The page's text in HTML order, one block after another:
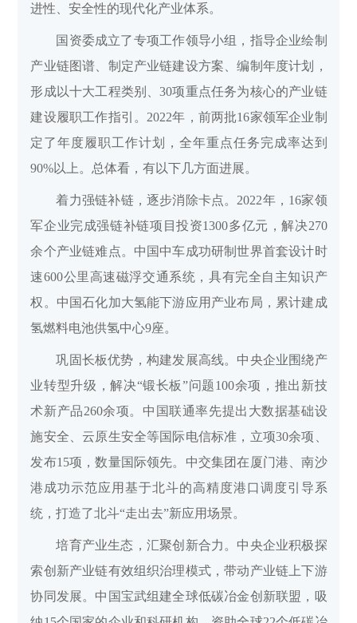
进性、安全性的现代化产业体系。
国资委成立了专项工作领导小组，指导企业绘制
产业链图谱、制定产业链建设方案、编制年度计划，
形成以十大工程类别、30项重点任务为核心的产业链
建设履职工作指引。2022年，前两批16家领军企业制
定了年度履职工作计划，全年重点任务完成率达到
90%以上。总体看，有以下几方面进展。
着力强链补链，逐步消除卡点。2022年，16家领
军企业完成强链补链项目投资1300多亿元，解决270
余个产业链难点。中国中车成功研制世界首套设计时
速600公里高速磁浮交通系统，具有完全自主知识产
权。中国石化加大氢能下游应用产业布局，累计建成
氢燃料电池供氢中心9座。
巩固长板优势，构建发展高线。中央企业围绕产
业转型升级，解决“锻长板”问题100余项，推出新技
术新产品260余项。中国联通率先提出大数据基础设
施安全、云原生安全等国际电信标准，立项30余项、
发布15项，数量国际领先。中交集团在厦门港、南沙
港成功示范应用基于北斗的高精度港口调度引导系
统，打造了北斗“走出去”新应用场景。
培育产业生态，汇聚创新合力。中央企业积极探
索创新产业链有效组织治理模式，带动产业链上下游
协同发展。中国宝武组建全球低碳冶金创新联盟，吸